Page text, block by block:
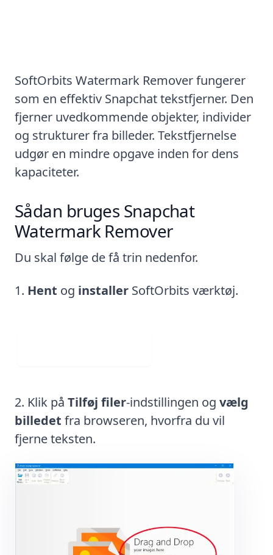
SoftOrbits Watermark Removerfungerer
som en effektiv Snapchat tekstfjerner. Den
fjerner uvedkommende objekter, individer
og strukturer fra billeder. Tekstfjernelse
udgør en mindre opgave inden for dens
kapaciteter.
Sådan bruges Snapchat
Watermark Remover
Du skal følge de få trin nedenfor.
Hent og installer SoftOrbits værktøj.
Klik på Tilføj filer-indstillingen og vælg
billedet fra browseren, hvorfra du vil
fjerne teksten.